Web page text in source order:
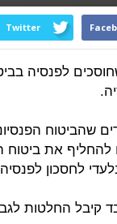
Twitter
לפנסיה
שהביטוח
את ביטוח
לחסכון
קיבל החלטות